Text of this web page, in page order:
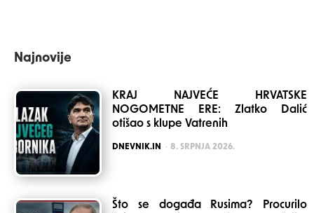
Najnovije
KRAJ NAJVEĆE HRVATSKE
NOGOMETNE ERE: Zlatko Dalić
otišao s klupe Vatrenih
POSTED
DNEVNIK.IN 8. SRPNJA 2026.
Što se događa Rusima? Procurilo